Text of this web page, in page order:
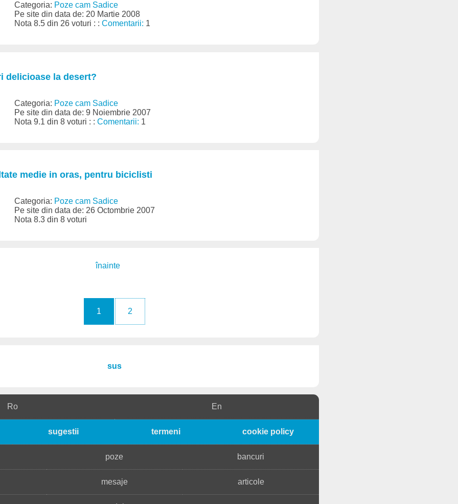
Categoria: Poze cam Sadice
Pe site din data de: 20 Martie 2008
Nota 8.5 din 26 voturi : :Comentarii: 1
delicioase la desert?
Categoria: Poze cam Sadice
Pe site din data de: 9 Noiembrie 2007
Nota 9.1 din 8 voturi : :Comentarii: 1
medie in oras, pentru biciclisti
Categoria: Poze cam Sadice
Pe site din data de: 26 Octombrie 2007
Nota 8.3 din 8 voturi
înainte
1 2
sus
Ro En
sugestii termeni cookie policy
poze bancuri
mesaje articole